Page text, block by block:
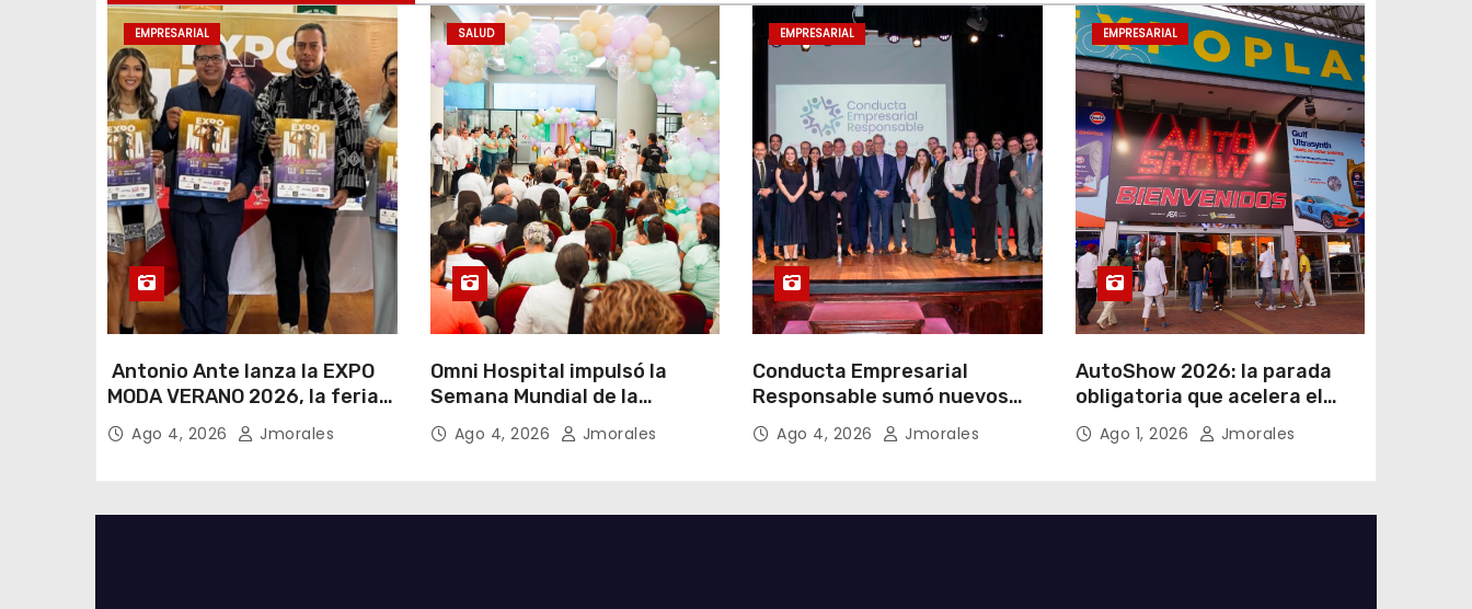
EMPRESARIAL
Antonio Ante lanza la EXPO
MODA VERANO 2026, la feria
de moda e industria textil
más importante del Ecuador
Ago 4, 2026 Jmorales
SALUD
Omni Hospital impulsó la
Semana Mundial de la
Lactancia Materna bajo el
lema “Un inicio sostenible en
Ago 4, 2026 Jmorales
EMPRESARIAL
Conducta Empresarial
Responsable sumó nuevos
miembros y fortaleció la
integridad empresarial en
Ago 4, 2026 Jmorales
EMPRESARIAL
AutoShow 2026: la parada
obligatoria que acelera el
mercado automotor
ecuatoriano
Ago 1, 2026 Jmorales